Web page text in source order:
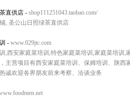
直供店 - shop111251043.taobao.com/
, 圣公山日照绿茶直供店
- www.029jtc.com
,西安家庭菜培训,特色家庭菜培训,家庭菜培训
主营项目有西安家庭菜培训、保姆培训、陕
诚欢迎各界朋友前来考察、洽谈业务